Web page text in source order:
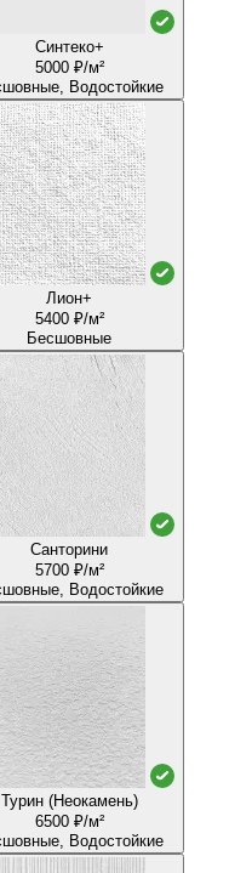
Синтеко+
5000 ₽/м²
Бесшовные, Водостойкие
Лион+
5400 ₽/м²
Бесшовные
Санторини
5700 ₽/м²
Бесшовные, Водостойкие
Турин (Неокамень)
6500 ₽/м²
Бесшовные, Водостойкие